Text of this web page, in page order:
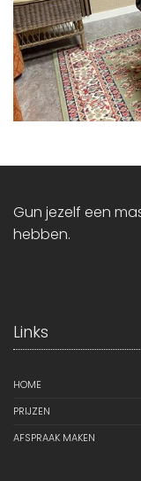
Gun jezelf een
hebben.
Links
HOME
PRIJZEN
AFSPRAAK MAKEN